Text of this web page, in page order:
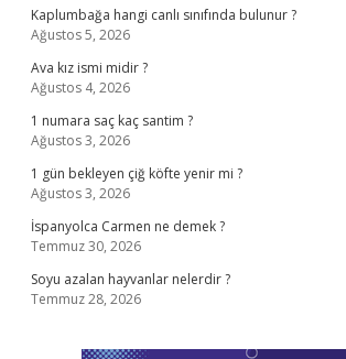
Kaplumbağa hangi canlı sınıfında bulunur ?
Ağustos 5, 2026
Ava kız ismi midir ?
Ağustos 4, 2026
1 numara saç kaç santim ?
Ağustos 3, 2026
1 gün bekleyen çiğ köfte yenir mi ?
Ağustos 3, 2026
İspanyolca Carmen ne demek ?
Temmuz 30, 2026
Soyu azalan hayvanlar nelerdir ?
Temmuz 28, 2026